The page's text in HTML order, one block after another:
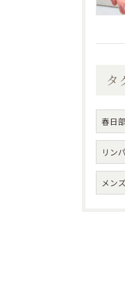
タ
春日部
リンパ
メンズ